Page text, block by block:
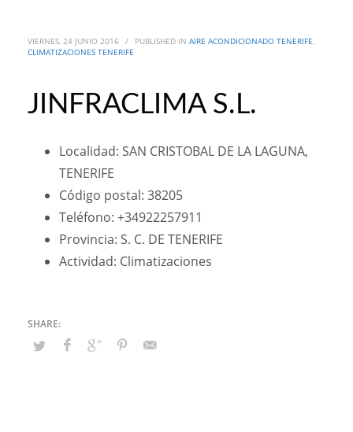
VIERNES, 24 JUNIO 2016 / PUBLISHED IN AIRE ACONDICIONADO TENERIFE,
CLIMATIZACIONES TENERIFE
JINFRACLIMA S.L.
Localidad: SAN CRISTOBAL DE LA LAGUNA,
TENERIFE
Código postal: 38205
Teléfono: +34922257911
Provincia: S. C. DE TENERIFE
Actividad: Climatizaciones